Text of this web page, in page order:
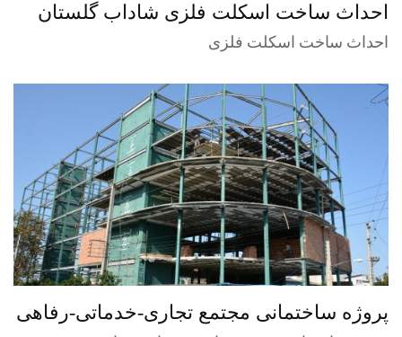
احداث ساخت اسکلت فلزی شاداب گلستان
احداث ساخت اسکلت فلزی
پروژه ساختمانی مجتمع تجاری-خدماتی-رفاهی